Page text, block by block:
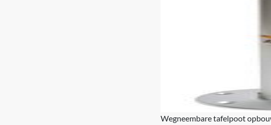
Wegneembare tafelpoot